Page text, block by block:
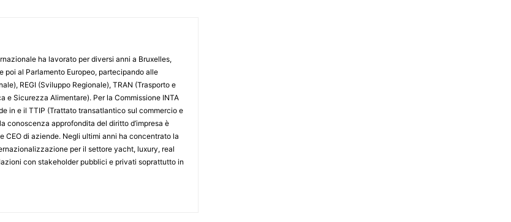
ha lavorato per diversi anni a Bruxelles,
poi al Parlamento Europeo, partecipando alle
REGI (Sviluppo Regionale), TRAN (Trasporto e
e Sicurezza Alimentare). Per la Commissione INTA
in e il TTIP (Trattato transatlantico sul commercio e
conoscenza approfondita del diritto d’impresa è
CEO di aziende. Negli ultimi anni ha concentrato la
per il settore yacht, luxury, real
con stakeholder pubblici e privati soprattutto in